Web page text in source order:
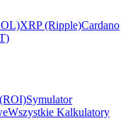
XRP (Ripple)Cardano
Symulator
Wszystkie Kalkulatory